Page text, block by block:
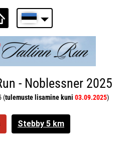
- Noblessner 2025
(tulemuste lisamine kuni 03.09.2025)
Stebby 5 km